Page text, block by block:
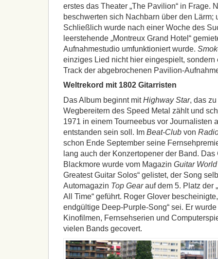
erstes das Theater „The Pavilion“ in Frage.
beschwerten sich Nachbarn über den Lärm;
Schließlich wurde nach einer Woche des
leerstehende „Montreux Grand Hotel“
Aufnahmestudio umfunktioniert wurde.
einziges Lied nicht hier eingespielt, sondern
Track der abgebrochenen Pavilion-
Weltrekord mit 1802 Gitarristen
Das Album beginnt mitHighway Star, das
Wegbereitern des Speed Metal zählt und
1971 in einem Tourneebus vor Journalisten
entstanden sein soll. Im Beat-Club von
schon Ende September seine
lang auch der Konzertopener der Band.
Blackmore wurde vom Magazin Guitar World
Greatest Guitar Solos“ gelistet, der Song
Automagazin Top Gearauf dem 5. Platz der
All Time“ geführt. Roger Glover
endgültige Deep-Purple-Song“ sei. Er
Kinofilmen, Fernsehserien und
vielen Bands gecovert.